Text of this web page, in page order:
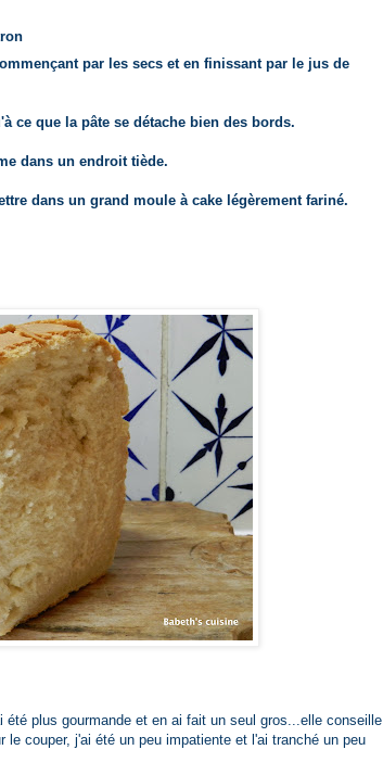
par les secs et en finissant par le jus de
ce que la pâte se détache bien des bords.
dans un endroit tiède.
dans un grand moule à cake légèrement fariné.
plus gourmande et en ai fait un seul gros...elle conseille
couper, j'ai été un peu impatiente et l'ai tranché un peu